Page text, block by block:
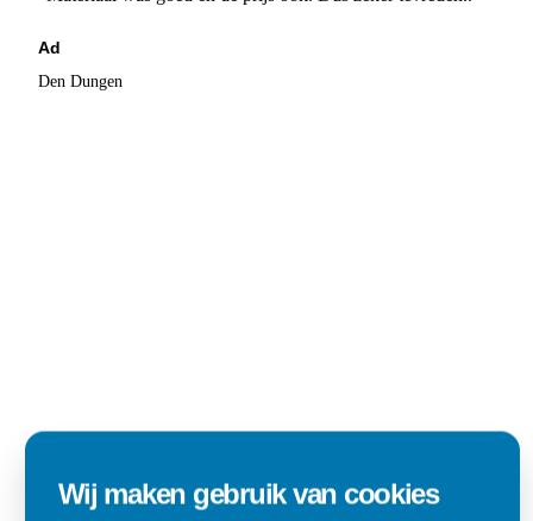
Ad
Den Dungen
Wij maken gebruik van cookies